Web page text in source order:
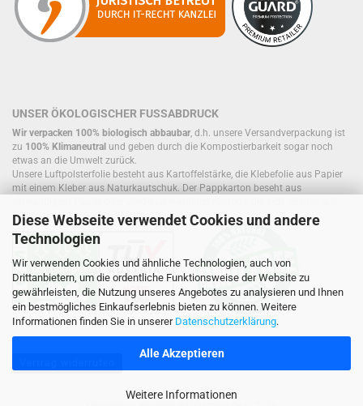
Diese Webseite verwendet Cookies und andere
Technologien
Wir verwenden Cookies und ähnliche Technologien, auch von
Drittanbietern, um die ordentliche Funktionsweise der Website zu
gewährleisten, die Nutzung unseres Angebotes zu analysieren und Ihnen
ein bestmögliches Einkaufserlebnis bieten zu können. Weitere
Informationen finden Sie in unserer Datenschutzerklärung.
Alle Akzeptieren
Weitere Informationen
UNSER ÖKOLOGISCHER FUSSABDRUCK
Wir verpacken 100% biologisch abbaubar, d.h. unsere Versandverpackung ist
zu 100% Klimaneutral und geben durch die Kompostierbarkeit sogar noch
etwas an die Umwelt zurück.
Unsere Luftpolsterfolie besteht aus Kartoffelstärke, die Klebefolie aus Papier
mit einem Kleber aus Naturkautschuk. Der Pappkarton beseht aus
Füllmaterial, bereits im Kreislauf befinden.